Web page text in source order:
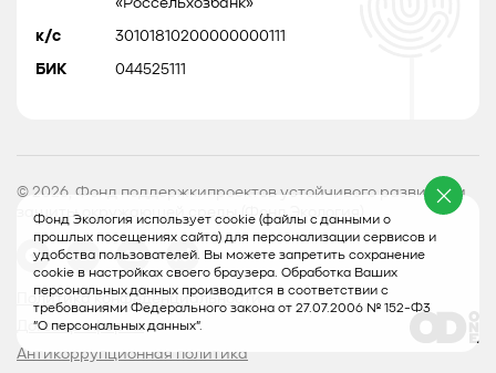
Фонд Экология использует cookie (файлы с данными о
прошлых посещениях сайта) для персонализации сервисов и
удобства пользователей. Вы можете запретить сохранение
cookie в настройках своего браузера. Обработка Ваших
персональных данных производится в соответствии с
требованиями Федерального закона от 27.07.2006 № 152-Ф3
"О персональных данных".
«Россельхозбанк»
к/с 30101810200000000111
БИК 044525111
© 2026, Фонд поддержкипроектов устойчивого развития и
защиты окружающей среды (Фонд Экология)
Политика конфеденциальности
Договор оферты
Антикоррупционная политика